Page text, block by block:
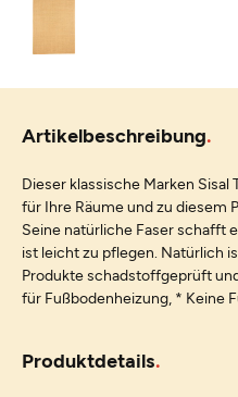
Artikelbeschreibung
Dieser klassische Marken
für Ihre Räume und zu diesem
Seine natürliche Faser schafft
ist leicht zu pflegen. Natürlich
Produkte schadstoffgeprüft
für Fußbodenheizung, * Keine
Produktdetails